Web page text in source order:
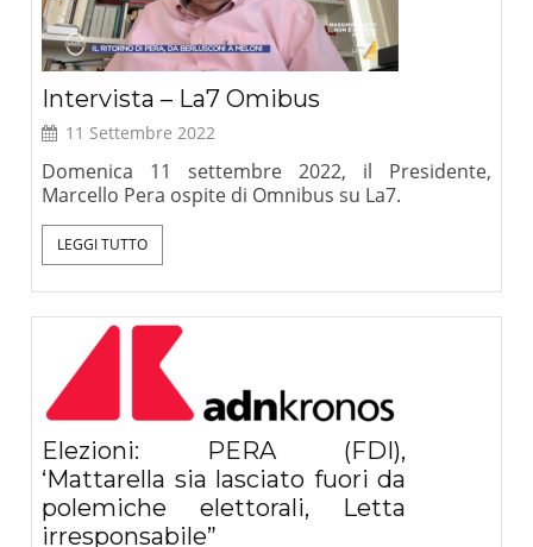
Intervista – La7 Omibus
11 Settembre 2022
Domenica 11 settembre 2022, il Presidente,
Marcello Pera ospite di Omnibus su La7.
LEGGI TUTTO
Elezioni: PERA (FDI),
‘Mattarella sia lasciato fuori da
polemiche elettorali, Letta
irresponsabile”